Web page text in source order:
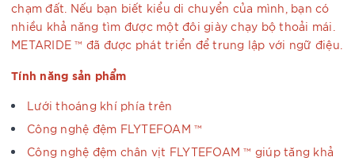
chạm đất. Nếu bạn biết kiểu di chuyển của mình, bạn có
nhiều khả năng tìm được một đôi giày chạy bộ thoải mái.
METARIDE ™ đã được phát triển để trung lập với ngữ điệu.
Tính năng sản phẩm
Lưới thoáng khí phía trên
Công nghệ đệm FLYTEFOAM ™
Công nghệ đệm chân vịt FLYTEFOAM ™ giúp tăng khả